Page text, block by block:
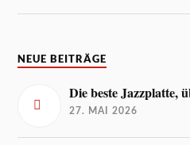
NEUE BEITRÄGE
Die beste Jazzplatte,
27. MAI 2026